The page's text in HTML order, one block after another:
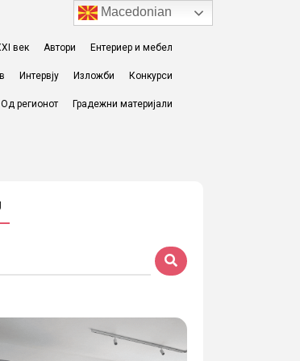
век Автори Ентериер и мебел
Интервју Изложби Конкурси
Од регионот Градежни материјали
Macedonian